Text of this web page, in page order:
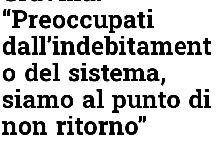
“Preoccupati
dall’indebitament
o del sistema,
siamo al punto di
non ritorno”